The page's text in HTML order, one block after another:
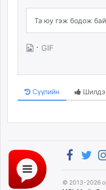
· GIF
Сүүлийн
© 2013-2026